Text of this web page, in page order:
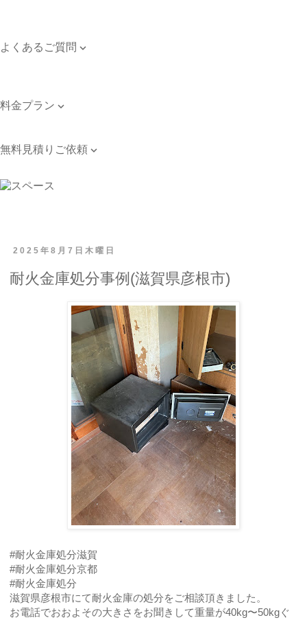
よくあるご質問 
料金プラン 
無料見積りご依頼 
2025年8月7日木曜日
耐火金庫処分事例(滋賀県彦根市)
#耐火金庫処分滋賀
#耐火金庫処分京都
#耐火金庫処分
滋賀県彦根市にて耐火金庫の処分をご相談頂きました。
お電話でおおよその大きさをお聞きして重量が40kg〜50kgぐ